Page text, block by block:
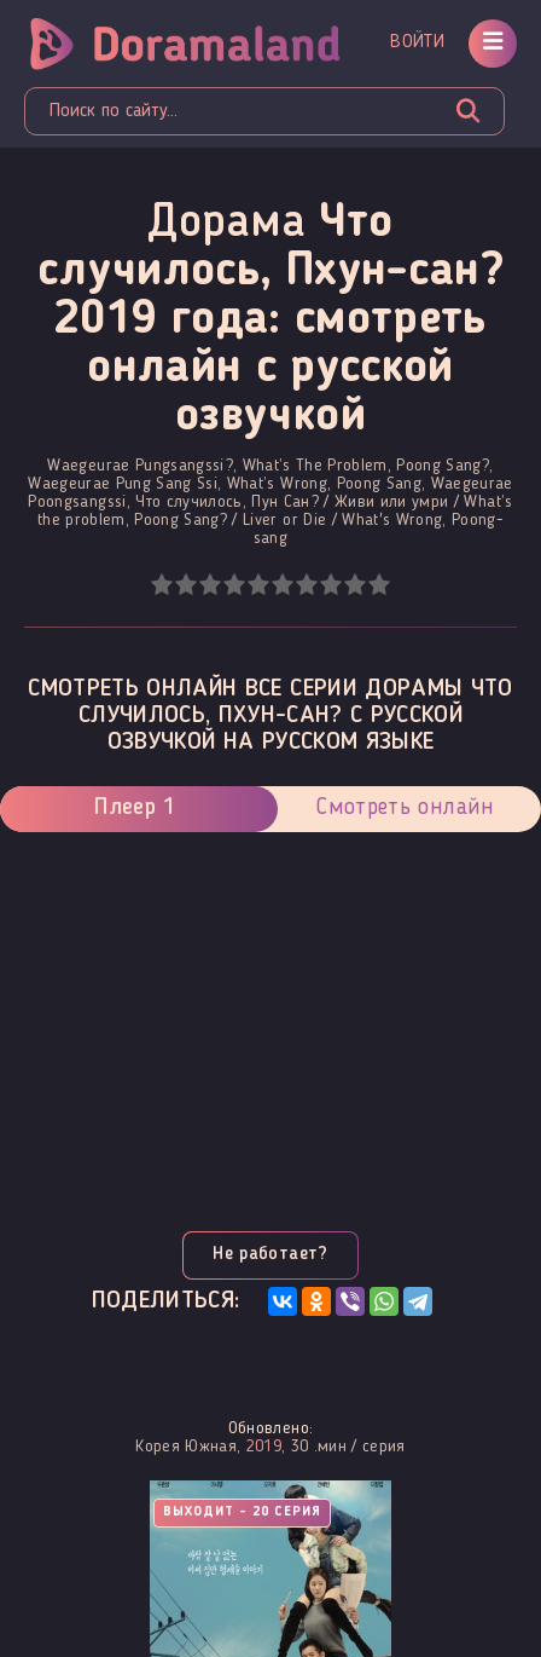
ВОЙТИ
Дорама Что
случилось, Пхун-сан?
2019 года: смотреть
онлайн c русской
озвучкой
Waegeurae Pungsangssi?, What’s The Problem, Poong Sang?,
Waegeurae Pung Sang Ssi, What’s Wrong, Poong Sang, Waegeurae
Poongsangssi, Что случилось, Пун Сан? / Живи или умри / What’s
the problem, Poong Sang? / Liver or Die / What's Wrong, Poong-
sang
СМОТРЕТЬ ОНЛАЙН ВСЕ СЕРИИ ДОРАМЫ ЧТО
СЛУЧИЛОСЬ, ПХУН-САН? С РУССКОЙ
ОЗВУЧКОЙ НА РУССКОМ ЯЗЫКЕ
Плеер 1 Смотреть онлайн
Не работает?
ПОДЕЛИТЬСЯ:
Обновлено:
Корея Южная, 2019 , 30 .мин / серия
ВЫХОДИТ - 20 СЕРИЯ